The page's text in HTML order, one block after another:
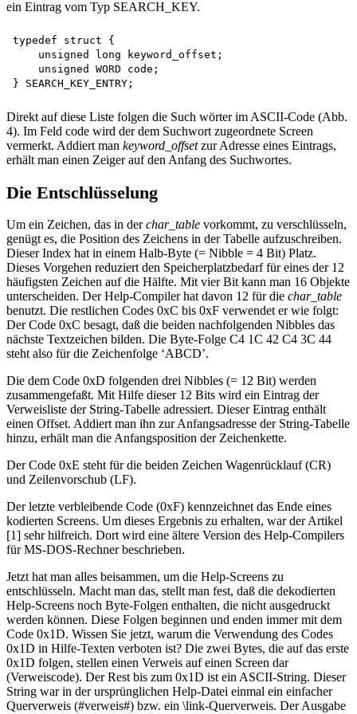
ein Eintrag vom Typ SEARCH_KEY.
typedef struct {
    unsigned long keyword_offset;
    unsigned WORD code;
Direkt auf diese Liste folgen die Such wörter im ASCII-Code (Abb.
4). Im Feld code wird der dem Suchwort zugeordnete Screen
vermerkt. Addiert man keyword_offsetzur Adresse eines Eintrags,
erhält man einen Zeiger auf den Anfang des Suchwortes.
Die Entschlüsselung
Um ein Zeichen, das in derchar_table vorkommt, zu verschlüsseln,
genügt es, die Position des Zeichens in der Tabelle aufzuschreiben.
Dieser Index hat in einem Halb-Byte (= Nibble = 4 Bit) Platz.
Dieses Vorgehen reduziert den Speicherplatzbedarf für eines der 12
häufigsten Zeichen auf die Hälfte. Mit vier Bit kann man 16 Objekte
unterscheiden. Der Help-Compiler hat davon 12 für die char_table
benutzt. Die restlichen Codes 0xC bis 0xF verwendet er wie folgt:
Der Code 0xC besagt, daß die beiden nachfolgenden Nibbles das
nächste Textzeichen bilden. Die Byte-Folge C4 1C 42 C4 3C 44
steht also für die Zeichenfolge ‘ABCD’.
Die dem Code 0xD folgenden drei Nibbles (= 12 Bit) werden
zusammengefaßt. Mit Hilfe dieser 12 Bits wird ein Eintrag der
Verweisliste der String-Tabelle adressiert. Dieser Eintrag enthält
einen Offset. Addiert man ihn zur Anfangsadresse der String-Tabelle
hinzu, erhält man die Anfangsposition der Zeichenkette.
Der Code 0xE steht für die beiden Zeichen Wagenrücklauf (CR)
und Zeilenvorschub (LF).
Der letzte verbleibende Code (0xF) kennzeichnet das Ende eines
kodierten Screens. Um dieses Ergebnis zu erhalten, war der Artikel
[1] sehr hilfreich. Dort wird eine ältere Version des Help-Compilers
für MS-DOS-Rechner beschrieben.
Jetzt hat man alles beisammen, um die Help-Screens zu
entschlüsseln. Macht man das, stellt man fest, daß die dekodierten
Help-Screens noch Byte-Folgen enthalten, die nicht ausgedruckt
werden können. Diese Folgen beginnen und enden immer mit dem
Code 0x1D. Wissen Sie jetzt, warum die Verwendung des Codes
0x1D in Hilfe-Texten verboten ist? Die zwei Bytes, die auf das erste
0x1D folgen, stellen einen Verweis auf einen Screen dar
(Verweiscode). Der Rest bis zum 0x1D ist ein ASCII-String. Dieser
String war in der ursprünglichen Help-Datei einmal ein einfacher
Querverweis (#verweis#) bzw. ein \link-Querverweis. Der Ausgabe